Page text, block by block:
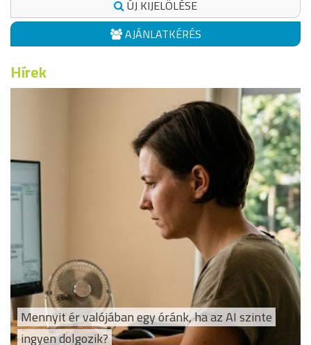
ÚJ KIJELÖLÉSE
AJÁNLATKÉRÉS
Hírek
Mennyit ér valójában egy óránk, ha az AI szinte
ingyen dolgozik?